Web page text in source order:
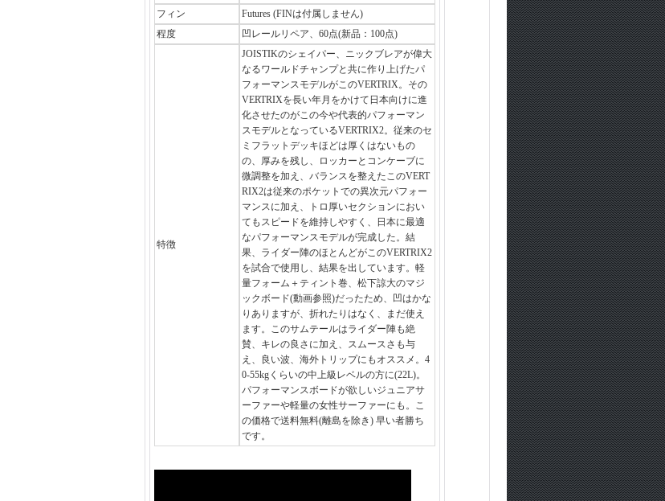
フィン
Futures (FINは付属しません)
程度
凹レールリペア、60点(新品：100点)
特徴
JOISTIKのシェイパー、ニックブレアが偉大
なるワールドチャンプと共に作り上げたパ
フォーマンスモデルがこのVERTRIX。その
VERTRIXを長い年月をかけて日本向けに進
化させたのがこの今や代表的パフォーマン
スモデルとなっているVERTRIX2。従来のセ
ミフラットデッキほどは厚くはないもの
の、厚みを残し、ロッカーとコンケーブに
微調整を加え、バランスを整えたこのVERT
RIX2は従来のポケットでの異次元パフォー
マンスに加え、トロ厚いセクションにおい
てもスピードを維持しやすく、日本に最適
なパフォーマンスモデルが完成した。結
果、ライダー陣のほとんどがこのVERTRIX2
を試合で使用し、結果を出しています。軽
量フォーム＋ティント巻、松下諒大のマジ
ックボード(動画参照)だったため、凹はかな
りありますが、折れたりはなく、まだ使え
ます。このサムテールはライダー陣も絶
賛、キレの良さに加え、スムースさも与
え、良い波、海外トリップにもオススメ。4
0-55kgくらいの中上級レベルの方に(22L)。
パフォーマンスボードが欲しいジュニアサ
ーファーや軽量の女性サーファーにも。こ
の価格で送料無料(離島を除き) 早い者勝ち
です。